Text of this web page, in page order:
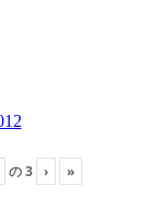
の3 › »